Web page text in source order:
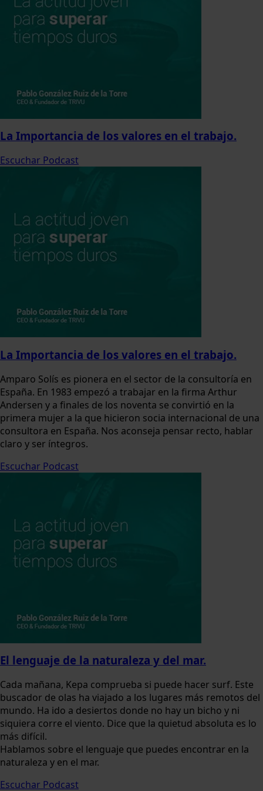
La Importancia de los valores en el trabajo.
Escuchar Podcast
La Importancia de los valores en el trabajo.
Amparo Solís es pionera en el sector de la consultoría en
España. En 1983 empezó a trabajar en la firma Arthur
Andersen y a finales de los noventa se convirtió en la
primera mujer a la que hicieron socia internacional de una
consultora en España. Nos aconseja pensar recto, hablar
claro y ser íntegros.
Escuchar Podcast
El lenguaje de la naturaleza y del mar.
Cada mañana, Kepa comprueba si puede hacer surf. Este
buscador de olas ha viajado a los lugares más remotos del
mundo. Ha ido a desiertos donde no hay un bicho y ni
siquiera corre el viento. Dice que la quietud absoluta es lo
más difícil.
Hablamos sobre el lenguaje que puedes encontrar en la
naturaleza y en el mar.
Escuchar Podcast